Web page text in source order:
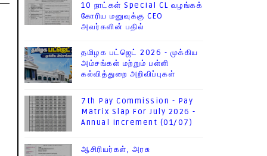
10 நாட்கள் Special CL வழங்கக்
கோரிய மனுவுக்கு CEO
அவர்களின் பதில்
தமிழக பட்ஜெட் 2026 - முக்கிய
அம்சங்கள் மற்றும் பள்ளி
கல்வித்துறை அறிவிப்புகள்
7th Pay Commission - Pay
Matrix Slap For July 2026 -
Annual Increment (01/07)
ஆசிரியர்கள், அரசு